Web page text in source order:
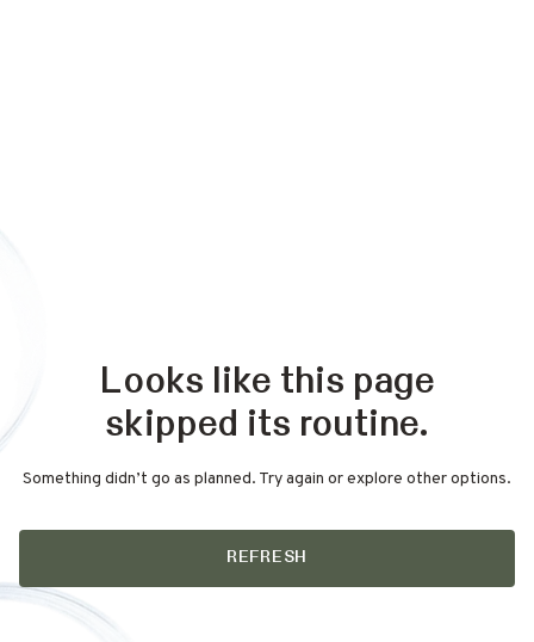
Looks like this page
skipped its routine.
Something didn’t go as planned. Try again or explore other options.
REFRESH